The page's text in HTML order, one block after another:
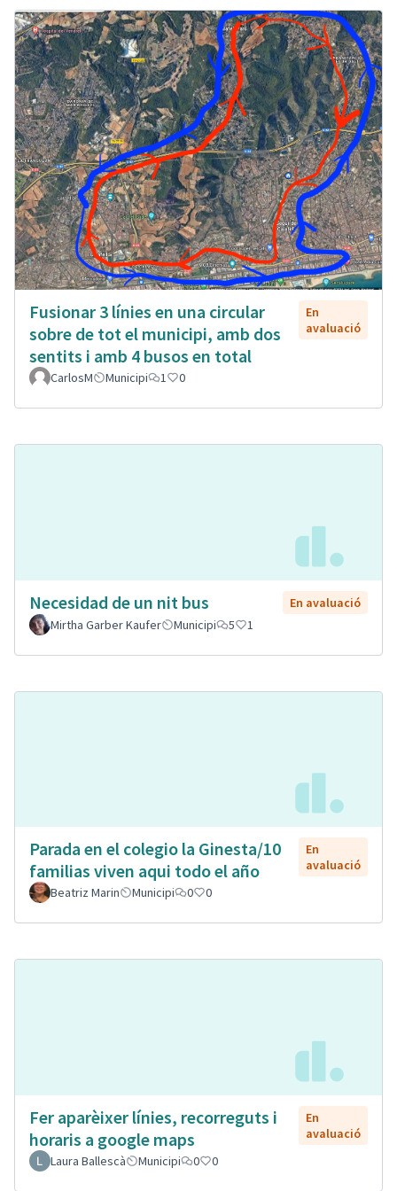
Fusionar 3 línies en una circular
sobre de tot el municipi, amb dos
sentits i amb 4 busos en total
En
avaluació
CarlosM Municipi 1 0
Necesidad de un nit bus
En avaluació
Mirtha Garber Kaufer
Municipi 5 1
Parada en el colegio la Ginesta/10
familias viven aqui todo el año
En
avaluació
Beatriz Marin
Municipi 0 0
Fer aparèixer línies, recorreguts i
horaris a google maps
En
avaluació
Laura Ballescà
Municipi 0 0